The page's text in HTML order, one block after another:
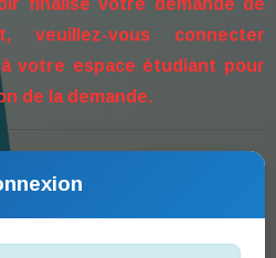
finalisé votre demande de
veuillez-vous connecter
votre espace étudiant pour
de la demande.